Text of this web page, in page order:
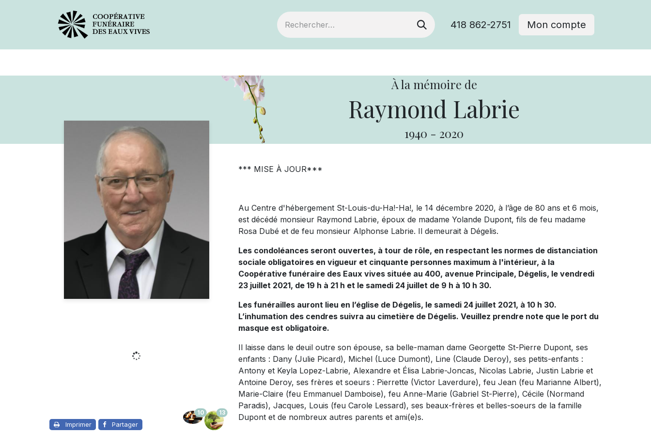
418 862-2751 Mon compte
À la mémoire de
Raymond Labrie
1940 - 2020
Imprimer Partager
10 13
*** MISE À JOUR***
Au Centre d'hébergement St-Louis-du-Ha!-Ha!, le 14 décembre 2020, à l’âge de 80 ans et 6 mois,
est décédé monsieur Raymond Labrie, époux de madame Yolande Dupont, fils de feu madame
Rosa Dubé et de feu monsieur Alphonse Labrie. Il demeurait à Dégelis.
Les condoléances seront ouvertes, à tour de rôle, en respectant les normes de distanciation
sociale obligatoires en vigueur et cinquante personnes maximum à l'intérieur, à la
Coopérative funéraire des Eaux vives située au 400, avenue Principale, Dégelis, le vendredi
23 juillet 2021, de 19 h à 21 h et le samedi 24 juillet de 9 h à 10 h 30.
Les funérailles auront lieu en l’église de Dégelis, le samedi 24 juillet 2021, à 10 h 30.
L’inhumation des cendres suivra au cimetière de Dégelis. Veuillez prendre note que le port du
masque est obligatoire.
Il laisse dans le deuil outre son épouse, sa belle-maman dame Georgette St-Pierre Dupont, ses
enfants : Dany (Julie Picard), Michel (Luce Dumont), Line (Claude Deroy), ses petits-enfants :
Antony et Keyla Lopez-Labrie, Alexandre et Élisa Labrie-Joncas, Nicolas Labrie, Justin Labrie et
Antoine Deroy, ses frères et soeurs : Pierrette (Victor Laverdure), feu Jean (feu Marianne Albert),
Marie-Claire (feu Emmanuel Damboise), feu Anne-Marie (Gabriel St-Pierre), Cécile (Normand
Paradis), Jacques, Louis (feu Carole Lessard), ses beaux-frères et belles-soeurs de la famille
Dupont et de nombreux autres parents et ami(e)s.